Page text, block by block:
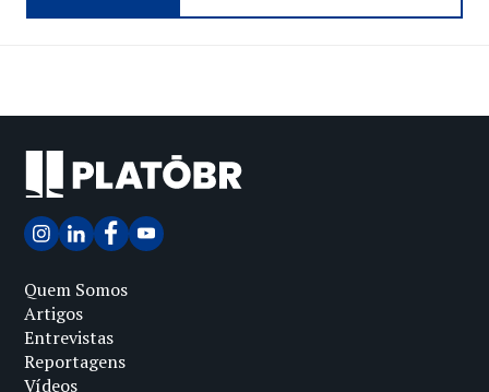
Quem Somos
Artigos
Entrevistas
Reportagens
Vídeos